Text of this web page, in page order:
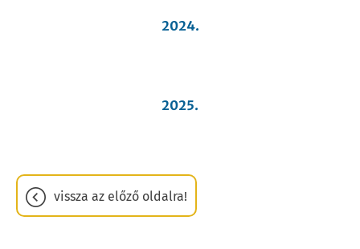
2024.
2025.
vissza az előző oldalra!